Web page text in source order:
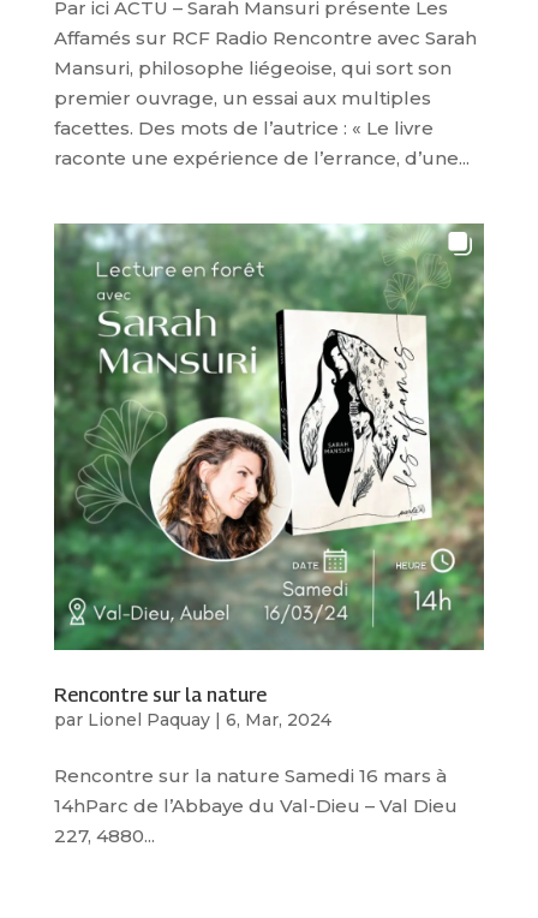
Par ici ACTU – Sarah Mansuri présente Les
Affamés sur RCF Radio Rencontre avec Sarah
Mansuri, philosophe liégeoise, qui sort son
premier ouvrage, un essai aux multiples
facettes. Des mots de l’autrice : « Le livre
raconte une expérience de l’errance, d’une...
Rencontre sur la nature
par Lionel Paquay| 6, Mar, 2024
Rencontre sur la nature Samedi 16 mars à
14hParc de l’Abbaye du Val-Dieu – Val Dieu
227, 4880...